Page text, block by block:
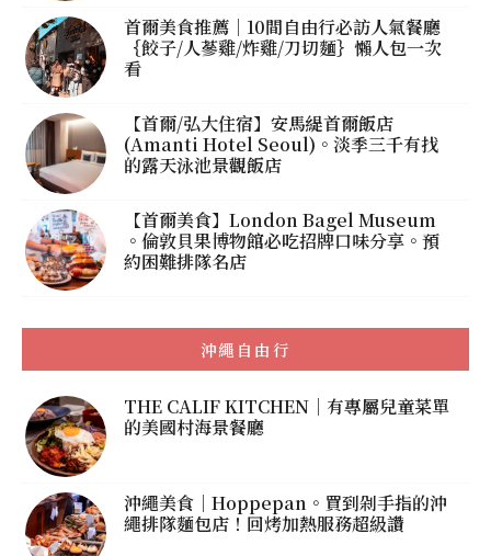
首爾美食推薦｜10間自由行必訪人氣餐廳
｛餃子/人蔘雞/炸雞/刀切麵｝懶人包一次
看
【首爾/弘大住宿】安馬緹首爾飯店
(Amanti Hotel Seoul)。淡季三千有找
的露天泳池景觀飯店
【首爾美食】London Bagel Museum
。倫敦貝果博物館必吃招牌口味分享。預
約困難排隊名店
沖繩自由行
THE CALIF KITCHEN｜有專屬兒童菜單
的美國村海景餐廳
沖繩美食｜Hoppepan。買到剁手指的沖
繩排隊麵包店！回烤加熱服務超級讚